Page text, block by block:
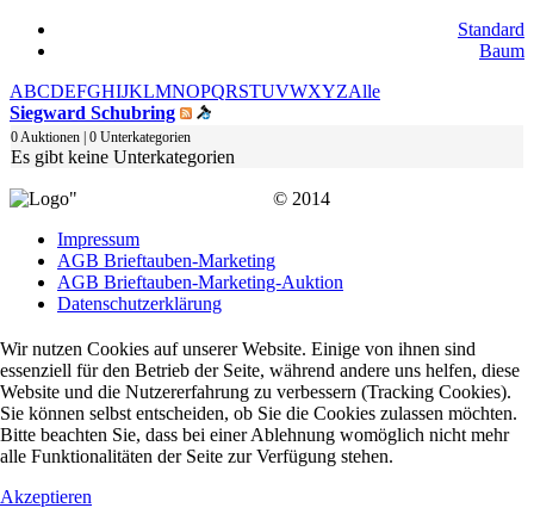
Standard
Baum
ABCDEFGHIJKLMNOPQRSTUVWXYZAlle
Siegward Schubring
0 Auktionen | 0 Unterkategorien
Es gibt keine Unterkategorien
© 2014
Impressum
AGB Brieftauben-Marketing
AGB Brieftauben-Marketing-Auktion
Datenschutzerklärung
Wir nutzen Cookies auf unserer Website. Einige von ihnen sind
essenziell für den Betrieb der Seite, während andere uns helfen, diese
Website und die Nutzererfahrung zu verbessern (Tracking Cookies).
Sie können selbst entscheiden, ob Sie die Cookies zulassen möchten.
Bitte beachten Sie, dass bei einer Ablehnung womöglich nicht mehr
alle Funktionalitäten der Seite zur Verfügung stehen.
Akzeptieren